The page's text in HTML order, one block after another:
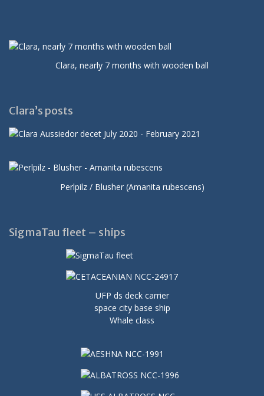
Clara, nearly 7 months with wooden ball
Clara’s posts
Perlpilz / Blusher (Amanita rubescens)
SigmaTau fleet – ships
UFP ds deck carrier
space city base ship
Whale class